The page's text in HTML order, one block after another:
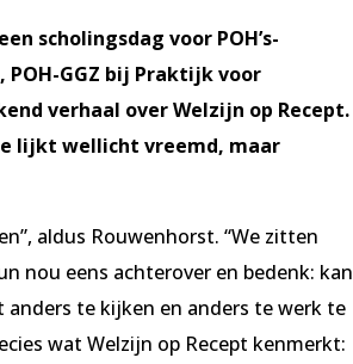
scholingsdag voor POH’s-
GGZ bij Praktijk voor
verhaal over Welzijn op Recept.
lijkt wellicht vreemd, maar
aldus Rouwenhorst. “We zitten
nou eens achterover en bedenk: kan
anders te kijken en anders te werk te
wat Welzijn op Recept kenmerkt: